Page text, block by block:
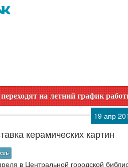
работы. Уточняйте время
19 апр
керамических картин
в Центральной городской